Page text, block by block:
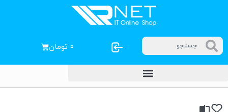
۰ تومان